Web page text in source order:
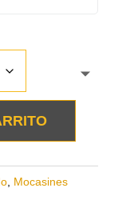
, Mocasines